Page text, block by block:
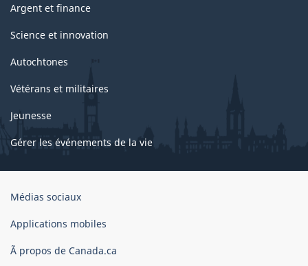
Argent et finance
Science et innovation
Autochtones
Vétérans et militaires
Jeunesse
Gérer les événements de la vie
Organisation
gouvernement
Canada
Médias sociaux
Applications mobiles
Ã propos de Canada.ca